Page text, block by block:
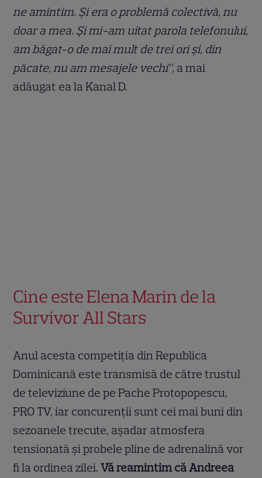
ne amintim. Și era o problemă colectivă, nu
doar a mea. Și mi-am uitat parola telefonului,
am băgat-o de mai mult de trei ori și, din
păcate, nu am mesajele vechi”, a mai
adăugat ea la Kanal D.
Cine este Elena Marin de la
Survivor All Stars
Anul acesta competiția din Republica
Dominicană este transmisă de către trustul
de televiziune de pe Pache Protopopescu,
PRO TV, iar concurenții sunt cei mai buni din
sezoanele trecute, așadar atmosfera
tensionată și probele pline de adrenalină vor
fi la ordinea zilei.Vă reamintim că Andreea